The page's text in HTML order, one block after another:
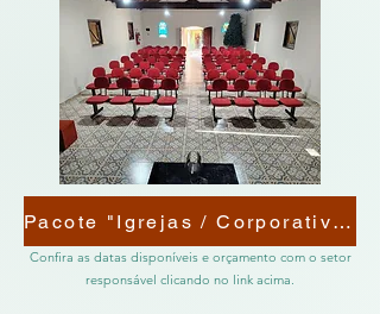
Pacote "Igrejas / Corporativos"
​​​​​​​​​​​​Confira as datas disponíveis e orçamento com o setor
responsável clicando no link acima.